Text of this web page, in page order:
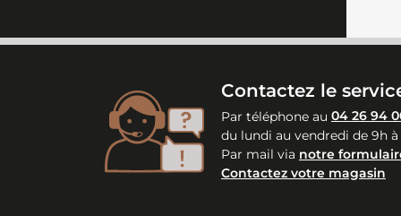
Contactez le
Par téléphone au 04 26 94
du lundi au vendredi de 9h à
Par mail via notre
Contactez votre magasin